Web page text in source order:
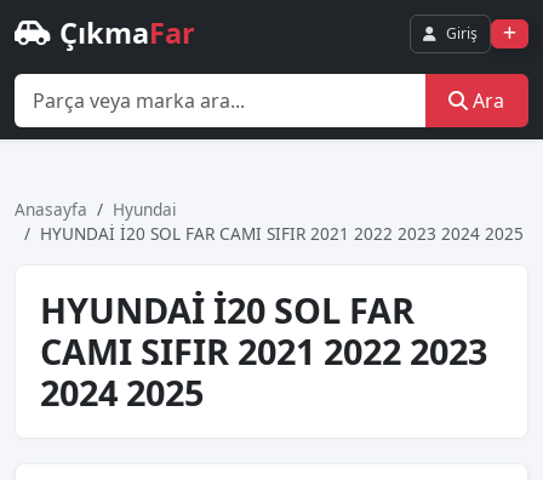
ÇıkmaFar Giriş
Ara
Anasayfa
Hyundai
HYUNDAİ İ20 SOL FAR CAMI SIFIR 2021 2022 2023 2024 2025
HYUNDAİ İ20 SOL FAR
CAMI SIFIR 2021 2022 2023
2024 2025